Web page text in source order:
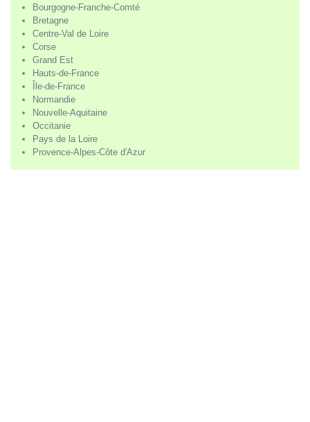
Bourgogne-Franche-Comté
Bretagne
Centre-Val de Loire
Corse
Grand Est
Hauts-de-France
Île-de-France
Normandie
Nouvelle-Aquitaine
Occitanie
Pays de la Loire
Provence-Alpes-Côte d'Azur